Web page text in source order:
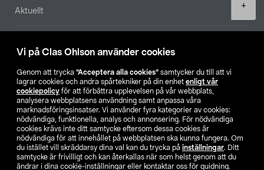
Vi på Clas Ohlson använder cookies
Genom att trycka ”Acceptera alla cookies” samtycker du till att vi
lagrar cookies och andra spårtekniker på din enhet enligt vår
cookiepolicy för att förbättra upplevelsen på vår webbplats,
analysera webbplatsens användning samt anpassa våra
marknadsföringsinsatser. Vi använder fyra kategorier av cookies:
nödvändiga, funktionella, analys och annonsering. För nödvändiga
cookies krävs inte ditt samtycke eftersom dessa cookies är
nödvändiga för att innehållet på webbplatsen ska kunna fungera. Om
du istället vill skräddarsy dina val kan du trycka på inställningar. Ditt
samtycke är frivilligt och kan återkallas när som helst genom att du
ändrar i dina cookie-inställningar eller kontaktar oss för guidning.
+
Aktuellt
Hitta butik
SE NO FI